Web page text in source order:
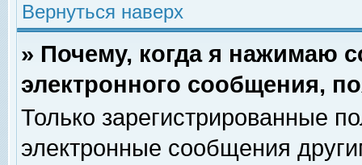
Вернуться наверх
» Почему, когда я нажимаю
электронного сообщения,
Только зарегистрированные
электронные сообщения